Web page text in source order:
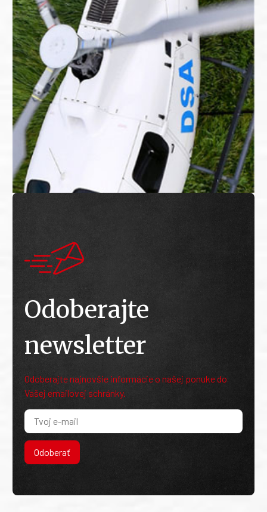
Odoberajte
newsletter
Odoberajte najnovšie informácie o našej ponuke do
Vašej emailovej schránky.
Odoberať